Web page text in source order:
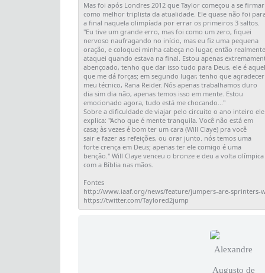
Mas foi após Londres 2012 que Taylor começou a se firmar
como melhor triplista da atualidade. Ele quase não foi
a final naquela olimpíada por errar os primeiros 3 saltos.
"Eu tive um grande erro, mas foi como um zero, fiquei
nervoso naufragando no início, mas eu fiz uma pequena
oração, e coloquei minha cabeça no lugar, então realmente
ataquei quando estava na final. Estou apenas
abençoado, tenho que dar isso tudo para Deus, ele é
que me dá forças; em segundo lugar, tenho que agradecer
meu técnico, Rana Reider. Nós apenas trabalhamos duro
dia sim dia não, apenas temos isso em mente. Estou
emocionado agora, tudo está me chocando..."
Sobre a dificuldade de viajar pelo circuito o ano inteiro ele
explica: "Acho que é mente tranquila. Você não está em
casa; às vezes é bom ter um cara (Will Claye) pra você
sair e fazer as refeições, ou orar junto. nós temos uma
forte crença em Deus; apenas ter ele comigo é uma
benção." Will Claye venceu o bronze e deu a volta olímpica
com a Bíblia nas mãos.
Fontes
http://www.iaaf.org/news/feature/jumpers-are-sprinters-
https://twitter.com/Taylored2jump